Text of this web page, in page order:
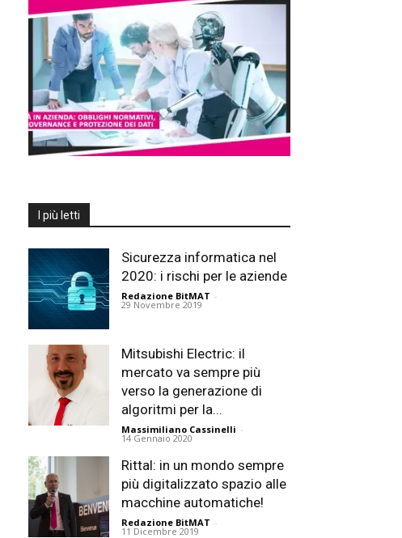
I più letti
Sicurezza informatica nel
2020: i rischi per le aziende
Redazione BitMAT -
29 Novembre 2019
Mitsubishi Electric: il
mercato va sempre più
verso la generazione di
algoritmi per la...
Massimiliano Cassinelli -
14 Gennaio 2020
Rittal: in un mondo sempre
più digitalizzato spazio alle
macchine automatiche!
Redazione BitMAT -
11 Dicembre 2019